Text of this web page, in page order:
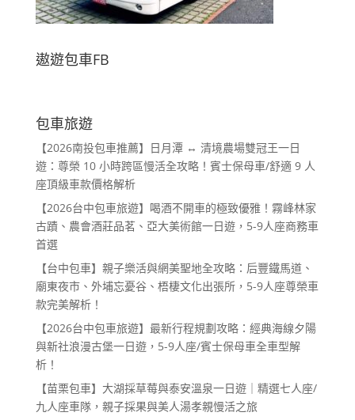
遨遊包車FB
包車旅遊
【2026南投包車推薦】日月潭 ↔ 清境農場雙冠王一日
遊：尊榮 10 小時跨區慢活全攻略！賓士保母車/舒適 9 人
座頂級車款價格解析
【2026台中包車旅遊】喝酒不開車的極致優雅！霧峰林家
古蹟、農會酒莊品茗、亞大美術館一日遊，5-9人座商務車
首選
【台中包車】親子樂活與網美聖地全攻略：后豐鐵馬道、
廟東夜市、外埔忘憂谷、梧棲文化出張所，5-9人座尊榮車
款完美解析！
【2026台中包車旅遊】最新行程規劃攻略：經典海線夕陽
與新社浪漫古堡一日遊，5-9人座/賓士保母車全車型解
析！
【苗栗包車】大湖採草莓與泰安溫泉一日遊｜精選七人座/
九人座車隊，親子採果與美人湯孝親慢活之旅